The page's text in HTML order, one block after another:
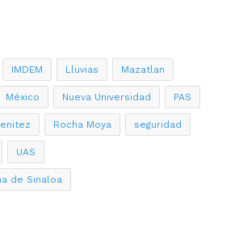
IMDEM Lluvias Mazatlan
México Nueva Universidad PAS
Rocha Moya seguridad
UAS
de Sinaloa